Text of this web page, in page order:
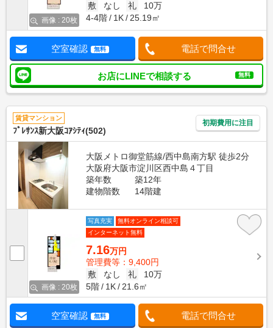
画像 : 20枚
敷
なし 礼
10万
4-4階
1K 25.19㎡
空室確認 無料 電話で問合せ
お店にLINEで相談する 無料
賃貸マンション
ﾌﾟﾚｻﾝｽ新大阪ｺｱｼﾃｨ(502)
初期費用に注目
大阪メトロ御堂筋線/西中島南方駅 徒歩2分
大阪府大阪市淀川区西中島４丁目
築年数
築12年
建物階数
14階建
画像 : 20枚
写真充実
無料オンライン相談可
インターネット無料
7.16万円
管理費等：9,400円
敷
なし 礼
10万
5階
1K 21.6㎡
空室確認 無料 電話で問合せ